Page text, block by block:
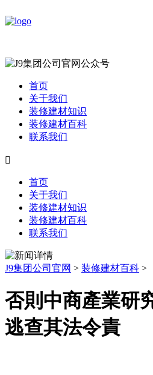
首页
关于我们
装修建材知识
装修建材百科
联系我们

首页
关于我们
装修建材知识
装修建材百科
联系我们
J9集团公司官网 > 装修建材百科 >
否則中商產業研
逃查其法令責